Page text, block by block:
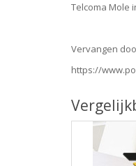
Telcoma Mole
Vervangen
https://